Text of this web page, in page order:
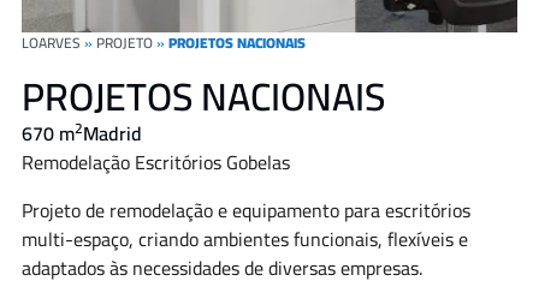
LOARVES» PROJETO»PROJETOS NACIONAIS
PROJETOS NACIONAIS
670 m2Madrid
Remodelação Escritórios Gobelas
Projeto de remodelação e equipamento para escritórios
multi-espaço, criando ambientes funcionais, flexíveis e
adaptados às necessidades de diversas empresas.